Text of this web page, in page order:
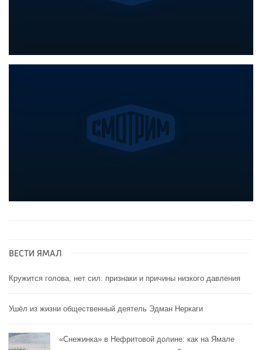
ВЕСТИ ЯМАЛ
Кружится голова, нет сил: признаки и причины низкого давления
Ушёл из жизни общественный деятель Эдман Неркаги
«Снежинка» в Нефритовой долине: как на Ямале